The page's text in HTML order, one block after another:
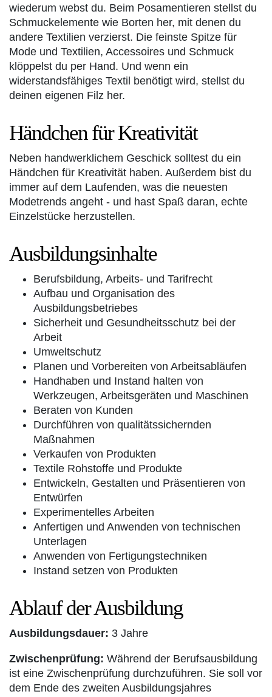
wiederum webst du. Beim Posamentieren stellst du
Schmuckelemente wie Borten her, mit denen du
andere Textilien verzierst. Die feinste Spitze für
Mode und Textilien, Accessoires und Schmuck
klöppelst du per Hand. Und wenn ein
widerstandsfähiges Textil benötigt wird, stellst du
deinen eigenen Filz her.
Händchen für Kreativität
Neben handwerklichem Geschick solltest du ein
Händchen für Kreativität haben. Außerdem bist du
immer auf dem Laufenden, was die neuesten
Modetrends angeht - und hast Spaß daran, echte
Einzelstücke herzustellen.
Ausbildungsinhalte
Berufsbildung, Arbeits- und Tarifrecht
Aufbau und Organisation des
Ausbildungsbetriebes
Sicherheit und Gesundheitsschutz bei der
Arbeit
Umweltschutz
Planen und Vorbereiten von Arbeitsabläufen
Handhaben und Instand halten von
Werkzeugen, Arbeitsgeräten und Maschinen
Beraten von Kunden
Durchführen von qualitätssichernden
Maßnahmen
Verkaufen von Produkten
Textile Rohstoffe und Produkte
Entwickeln, Gestalten und Präsentieren von
Entwürfen
Experimentelles Arbeiten
Anfertigen und Anwenden von technischen
Unterlagen
Anwenden von Fertigungstechniken
Instand setzen von Produkten
Ablauf der Ausbildung
Ausbildungsdauer: 3 Jahre
Zwischenprüfung: Während der Berufsausbildung
ist eine Zwischenprüfung durchzuführen. Sie soll vor
dem Ende des zweiten Ausbildungsjahres